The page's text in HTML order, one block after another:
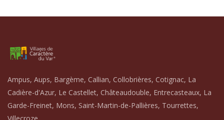
Ampus, Aups, Bargème, Callian, Collobrières, Cotignac, La
Cadière-d'Azur, Le Castellet, Châteaudouble, Entrecasteaux, La
Garde-Freinet, Mons, Saint-Martin-de-Pallières, Tourrettes,
Villecroze.